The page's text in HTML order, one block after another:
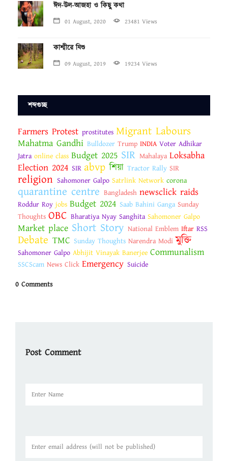
ঈদ-উল-আজহা ও কিছু কথা
01 August, 2020 23481 Views
কাশ্মীরে যিশু
09 August, 2019 19234 Views
শব্দগুচ্ছ
Farmers Protest prostitutes Migrant Labours
Mahatma Gandhi Bulldozer Trump INDIA Voter Adhikar
Jatra online class Budget 2025 SIR Mahalaya Loksabha
Election 2024 SIR abvp শিয়া Tractor Rally SIR
religion Sahomoner Galpo Satrlink Network corona
quarantine centre Bangladesh newsclick raids
Roddur Roy jobs Budget 2024 Saab Bahini Ganga Sunday
Thoughts OBC Bharatiya Nyay Sanghita Sahomoner Galpo
Market place Short Story National Emblem Iftar RSS
Debate TMC Sunday Thoughts Narendra Modi মুক্তি
Sahomoner Galpo Abhijit Vinayak Banerjee Communalism
SSCScam News Click Emergency Suicide
0 Comments
Post Comment